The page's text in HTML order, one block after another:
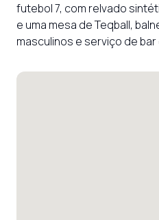
futebol 7, com relvado
e uma mesa de Teqball,
masculinos e serviço de